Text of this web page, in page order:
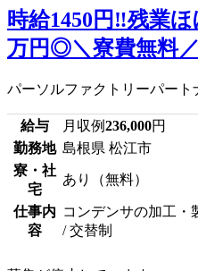
時給1450円‼残業
万円◎＼寮費無料
パーソルファクトリーパー
給与 月収例236,000円
勤務地 島根県 松江市
寮・社
宅
あり（無料）
仕事内
容
コンデンサの加工・
/ 交替制